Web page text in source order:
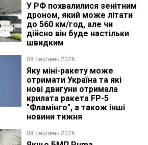
У РФ похвалилися зенітним
дроном, який може літати
до 560 км/год, але чи
дійсно він буде настільки
швидким
08 серпень 2026
Яку міні-ракету може
отримати Україна та які
нові двигуни отримала
крилата ракета FP-5
"Фламінго", а також інші
новини тижня
08 серпень 2026